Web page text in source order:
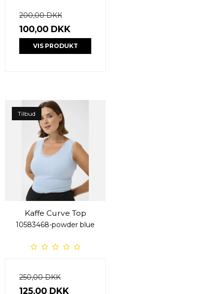
200,00 DKK
100,00 DKK
VIS PRODUKT
Tilbud
Kaffe Curve Top
10583468-powder blue
250,00 DKK
125,00 DKK